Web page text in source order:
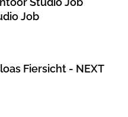
Job
Fiersicht - NEXT